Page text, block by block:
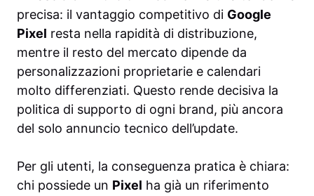
precisa: il vantaggio competitivo di Google
Pixel resta nella rapidità di distribuzione,
mentre il resto del mercato dipende da
personalizzazioni proprietarie e calendari
molto differenziati. Questo rende decisiva la
politica di supporto di ogni brand, più ancora
del solo annuncio tecnico dell’update.
Per gli utenti, la conseguenza pratica è chiara:
chi possiede un Pixel ha già un riferimento